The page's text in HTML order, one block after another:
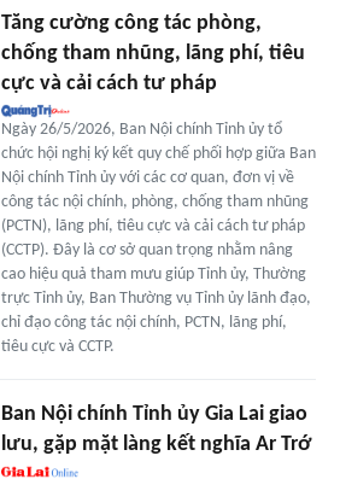
Tăng cường công tác phòng,
chống tham nhũng, lãng phí, tiêu
cực và cải cách tư pháp
Ngày 26/5/2026, Ban Nội chính Tỉnh ủy tổ
chức hội nghị ký kết quy chế phối hợp giữa Ban
Nội chính Tỉnh ủy với các cơ quan, đơn vị về
công tác nội chính, phòng, chống tham nhũng
(PCTN), lãng phí, tiêu cực và cải cách tư pháp
(CCTP). Đây là cơ sở quan trọng nhằm nâng
cao hiệu quả tham mưu giúp Tỉnh ủy, Thường
trực Tỉnh ủy, Ban Thường vụ Tỉnh ủy lãnh đạo,
chỉ đạo công tác nội chính, PCTN, lãng phí,
tiêu cực và CCTP.
Ban Nội chính Tỉnh ủy Gia Lai giao
lưu, gặp mặt làng kết nghĩa Ar Trớ